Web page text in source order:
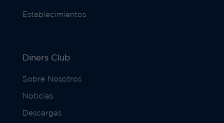
Establecimientos
Diners Club
Sobre Nosotros
Noticias
Descargas